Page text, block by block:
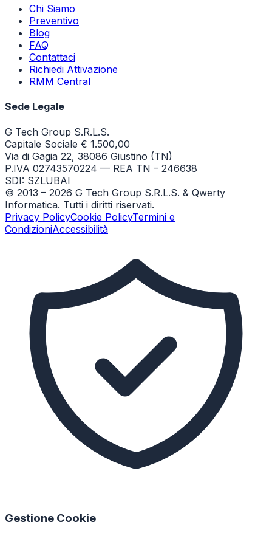
Chi Siamo
Preventivo
Blog
FAQ
Contattaci
Richiedi Attivazione
RMM Central
Sede Legale
G Tech Group S.R.L.S.
Capitale Sociale € 1.500,00
Via di Gagia 22, 38086 Giustino (TN)
P.IVA 02743570224 — REA TN – 246638
SDI: SZLUBAI
© 2013 – 2026 G Tech Group S.R.L.S. & Qwerty
Informatica. Tutti i diritti riservati.
Privacy PolicyCookie PolicyTermini e
CondizioniAccessibilità
Gestione Cookie